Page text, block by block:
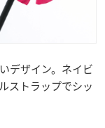
デザイン。ネイビ
ストラップでシッ